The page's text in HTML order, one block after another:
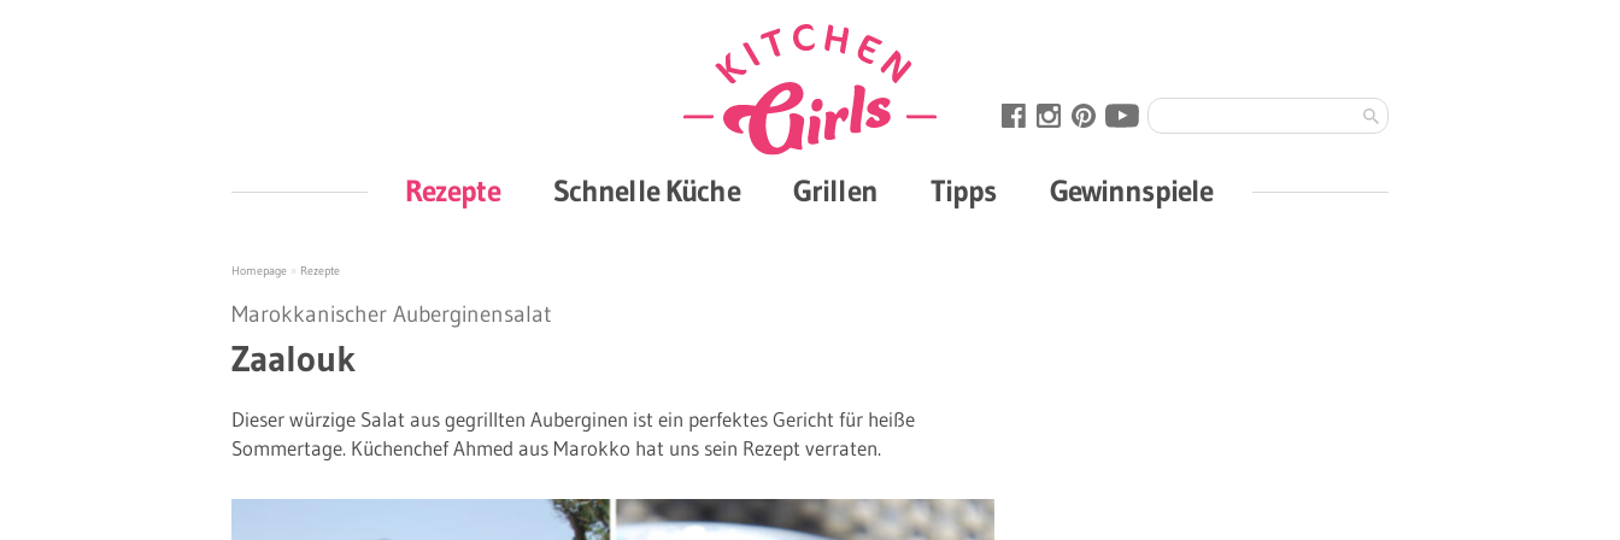
Rezepte Schnelle Küche Grillen Tipps Gewinnspiele
Homepage » Rezepte
Marokkanischer Auberginensalat
Zaalouk
Dieser würzige Salat aus gegrillten Auberginen ist ein perfektes Gericht für heiße
Sommertage. Küchenchef Ahmed aus Marokko hat uns sein Rezept verraten.